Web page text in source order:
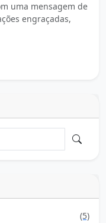
uma mensagem de
engraçadas,
(5)